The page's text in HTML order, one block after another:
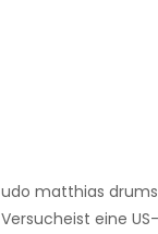
udo matthias
Versucheist eine